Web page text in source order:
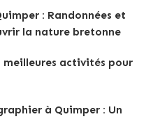
: Randonnées et
la nature bretonne
meilleures activités pour
à Quimper : Un